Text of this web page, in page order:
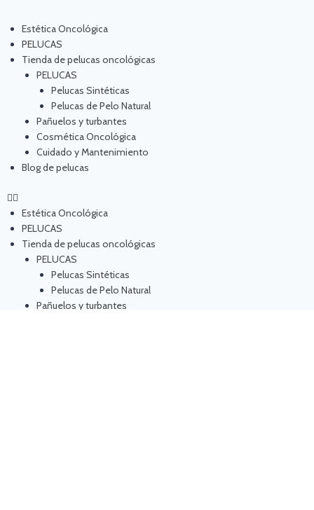
Estética Oncológica
PELUCAS
Tienda de pelucas oncológicas
PELUCAS
Pelucas Sintéticas
Pelucas de Pelo Natural
Pañuelos y turbantes
Cosmética Oncológica
Cuidado y Mantenimiento
Blog de pelucas
Estética Oncológica
PELUCAS
Tienda de pelucas oncológicas
PELUCAS
Pelucas Sintéticas
Pelucas de Pelo Natural
Pañuelos y turbantes